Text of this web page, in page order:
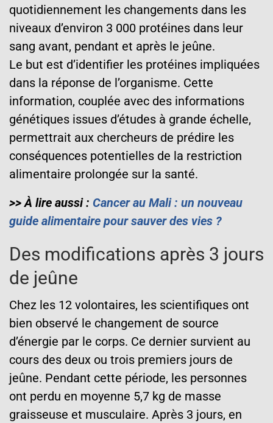
quotidiennement les changements dans les
niveaux d’environ 3 000 protéines dans leur
sang avant, pendant et après le jeûne.
Le but est d’identifier les protéines impliquées
dans la réponse de l’organisme. Cette
information, couplée avec des informations
génétiques issues d’études à grande échelle,
permettrait aux chercheurs de prédire les
conséquences potentielles de la restriction
alimentaire prolongée sur la santé.
>> À lire aussi : Cancer au Mali : un nouveau
guide alimentaire pour sauver des vies ?
Des modifications après 3 jours
de jeûne
Chez les 12 volontaires, les scientifiques ont
bien observé le changement de source
d’énergie par le corps. Ce dernier survient au
cours des deux ou trois premiers jours de
jeûne. Pendant cette période, les personnes
ont perdu en moyenne 5,7 kg de masse
graisseuse et musculaire. Après 3 jours, en